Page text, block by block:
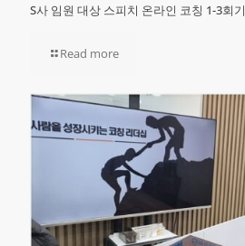
S사 임원 대상 스피치 온라인 코칭 1-3회기
Read more